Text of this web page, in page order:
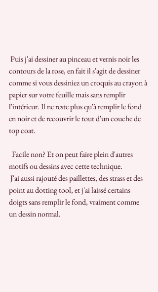
contours de la rose, en fait il s'agit de dessiner
comme si vous dessiniez un croquis au crayon à
papier sur votre feuille mais sans remplir
l'intérieur. Il ne reste plus qu'à remplir le fond
en noir et de recouvrir le tout d'un couche de
top coat.
motifs ou dessins avec cette technique.
point au dotting tool, et j'ai laissé certains
doigts sans remplir le fond, vraiment comme
un dessin normal.